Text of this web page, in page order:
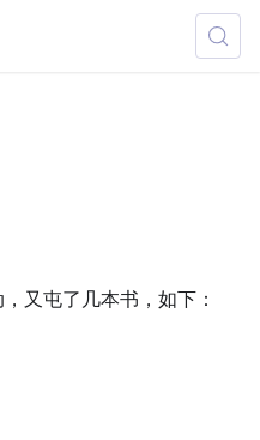
又屯了几本书，如下：